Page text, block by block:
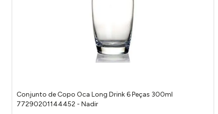
Conjunto de Copo Oca Long Drink 6 Peças 300ml
77290201144452 - Nadir